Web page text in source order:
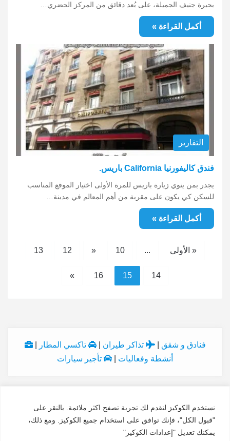
نستخدم الكوكيز لنقدم لك تجربة تصفح اكثر ملائمة. بالنقر على
"قبول الكل"، فإنك توافق على استخدام جميع الكوكيز. ومع ذلك،
يمكنك تعديل "إعدادات الكوكيز"
بحيرة جنيف الجميلة، على بُعد دقائق من المركز الحضري…
أكمل القراءة »
التقارير
فندق كاليفورنيا California باريس.
يجدر بمن ينوي زيارة باريس للمرة الأولى اختيار الموقع المناسب
للسكن كي يكون على مقربة من أهم المعالم في مدينة…
أكمل القراءة »
« الأولى ...
10
«
12
13
14
15
16
»
فنادق و شقق | تذاكر طيران | تاكسي المطار
|
أنشطة وفعاليات
تأجير سيارات
© Copyright 2026, All Rights Reserved
الاسم:
النداء الاخير السجل: 7028927627 الدولة:السعودية